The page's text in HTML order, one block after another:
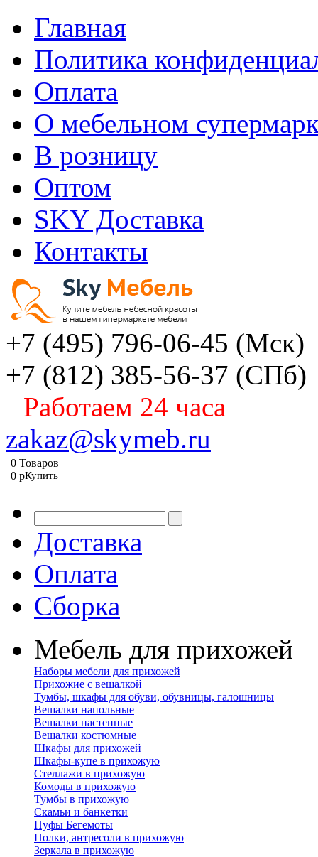
Главная
Политика
Оплата
О мебельном
В розницу
Оптом
SKY Доставка
Контакты
+7 (495) 796-06-45 (Мск)
+7 (812) 385-56-37 (СПб)
Работаем 24 часа
zakaz@skymeb.ru
0 Товаров
0 pКупить
Доставка
Оплата
Сборка
Мебель для прихожей
Наборы мебели для прихожей
Прихожие с вешалкой
Тумбы, шкафы для обуви, обувницы, галошницы
Вешалки напольные
Вешалки настенные
Вешалки костюмные
Шкафы для прихожей
Шкафы-купе в прихожую
Стеллажи в прихожую
Комоды в прихожую
Тумбы в прихожую
Скамьи и банкетки
Пуфы Бегемоты
Полки, антресоли в прихожую
Зеркала в прихожую